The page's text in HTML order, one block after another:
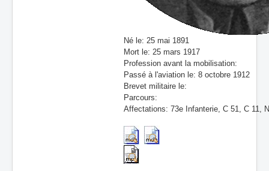
Né le: 25 mai 1891
Mort le: 25 mars 1917
Profession avant la mobilisation:
Passé à l'aviation le: 8 octobre 1912
Brevet militaire le:
Parcours:
Affectations: 73e Infanterie, C 51, C 11,